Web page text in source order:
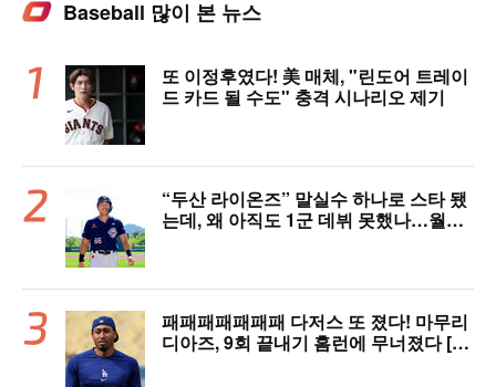
Baseball 많이 본 뉴스
또 이정후였다! 美 매체, "린도어 트레이
드 카드 될 수도" 충격 시나리오 제기
“두산 라이온즈” 말실수 하나로 스타 됐
는데, 왜 아직도 1군 데뷔 못했나…월간
패패패패패패패 다저스 또 졌다! 마무리
디아즈, 9회 끝내기 홈런에 무너졌다 [L